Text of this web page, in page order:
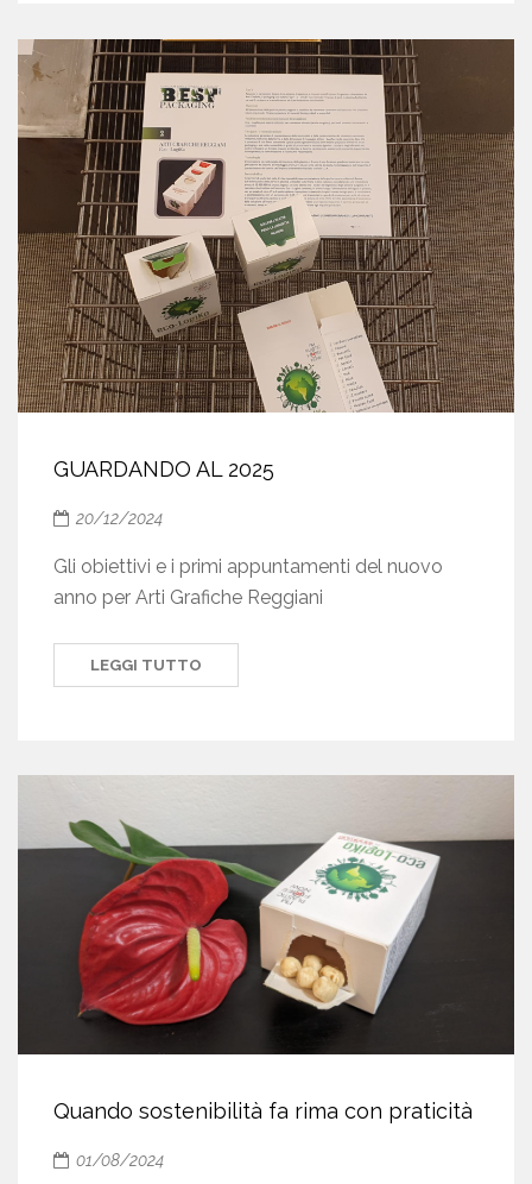
GUARDANDO AL 2025
20/12/2024
Gli obiettivi e i primi appuntamenti del nuovo
anno per Arti Grafiche Reggiani
LEGGI TUTTO
Quando sostenibilità fa rima con praticità
01/08/2024